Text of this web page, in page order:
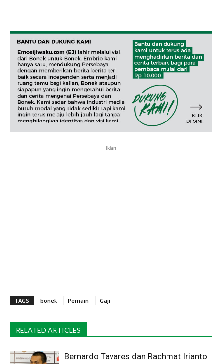
Iklan
TAGS bonek Pemain Gaji
RELATED ARTICLES
Bernardo Tavares dan Rachmat Irianto